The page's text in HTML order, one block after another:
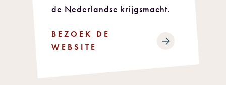
de Nederlandse krijgsmacht.
BEZOEK DE
WEBSITE